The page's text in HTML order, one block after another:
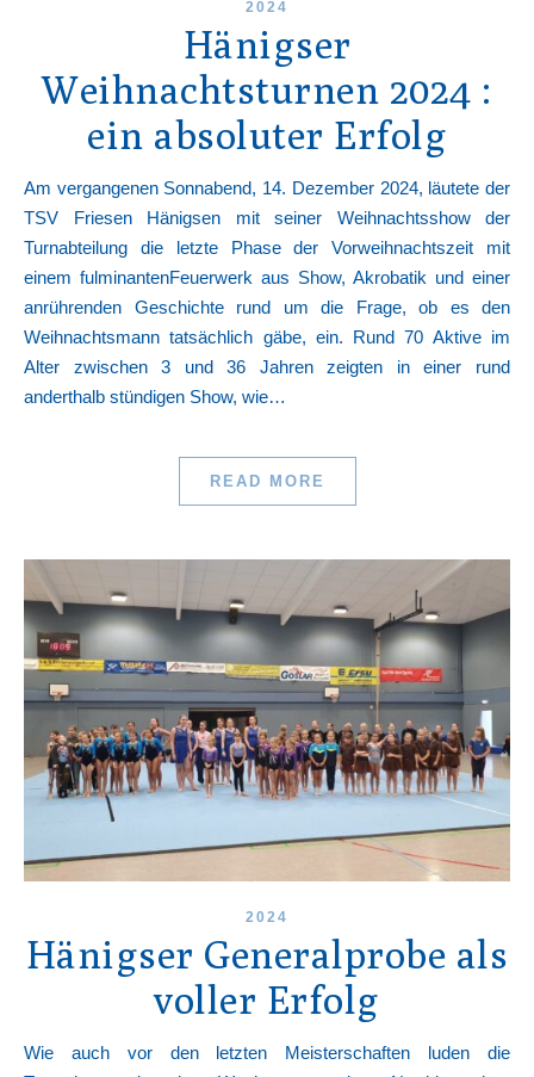
2024
Hänigser
Weihnachtsturnen 2024 :
ein absoluter Erfolg
Am vergangenen Sonnabend, 14. Dezember 2024, läutete der
TSV Friesen Hänigsen mit seiner Weihnachtsshow der
Turnabteilung die letzte Phase der Vorweihnachtszeit mit
einem fulminantenFeuerwerk aus Show, Akrobatik und einer
anrührenden Geschichte rund um die Frage, ob es den
Weihnachtsmann tatsächlich gäbe, ein. Rund 70 Aktive im
Alter zwischen 3 und 36 Jahren zeigten in einer rund
anderthalb stündigen Show, wie…
READ MORE
2024
Hänigser Generalprobe als
voller Erfolg
Wie auch vor den letzten Meisterschaften luden die